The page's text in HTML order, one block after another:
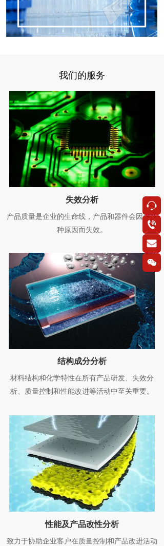
按钮
按钮
按钮
按钮
我们的服务
失效分析
产品质量是企业的生命线，产品和器件会因为各
种原因而失效。
结构成分分析
材料结构和化学特性在所有产品研发、失效分
析、质量控制和性能改进等活动中至关重要。
性能及产品改性分析
致力于协助企业客户在质量控制和产品改进活动